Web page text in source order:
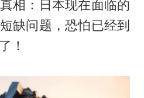
相：日本现在面临的
缺问题，恐怕已经到
！